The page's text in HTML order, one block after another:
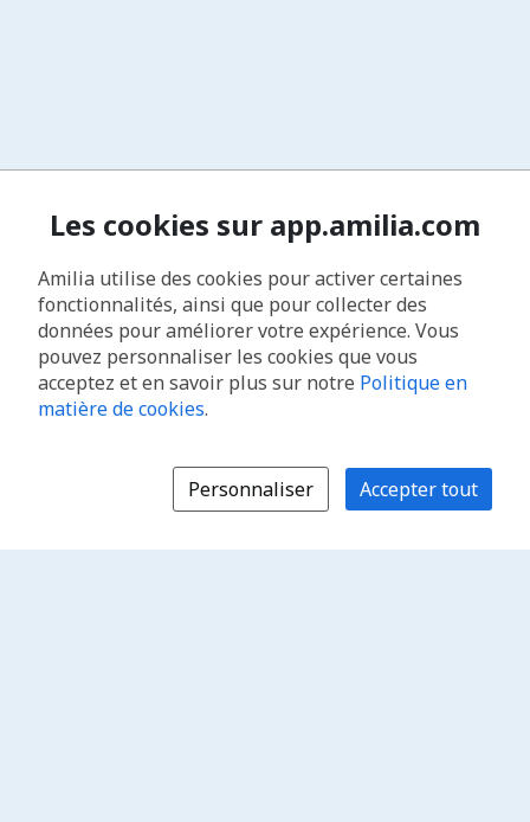
Les cookies sur app.amilia.com
Amilia utilise des cookies pour activer certaines
fonctionnalités, ainsi que pour collecter des
données pour améliorer votre expérience. Vous
pouvez personnaliser les cookies que vous
acceptez et en savoir plus sur notre Politique en
matière de cookies.
Personnaliser Accepter tout